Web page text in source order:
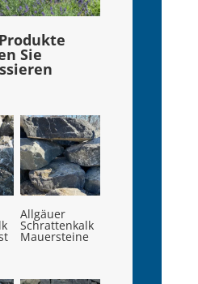
Sie
Allgäuer
Schrattenkalk
Mauersteine